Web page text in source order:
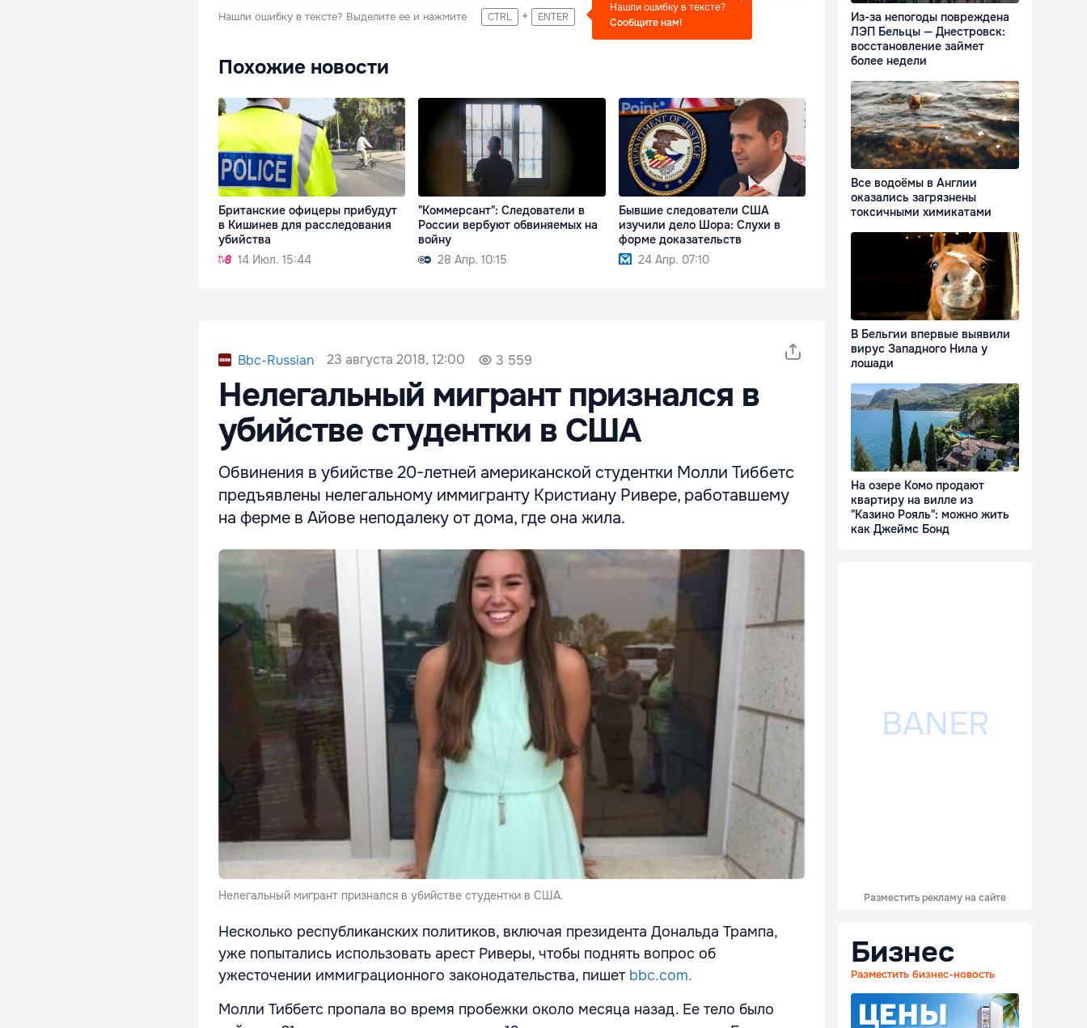
Нашли ошибку в тексте? Выделите ее и нажмите CTRL + ENTER
Нашли ошибку в тексте?
Сообщите нам!
Похожие новости
Британские офицеры прибудут
в Кишинев для расследования
убийства
14 Июл. 15:44
"Коммерсант": Следователи в
России вербуют обвиняемых на
войну
28 Апр. 10:15
Бывшие следователи США
изучили дело Шора: Слухи в
форме доказательств
24 Апр. 07:10
Bbc-Russian 23 августа 2018, 12:00 3 559
Нелегальный мигрант признался в
убийстве студентки в США
Обвинения в убийстве 20-летней американской студентки Молли Тиббетс
предъявлены нелегальному иммигранту Кристиану Ривере, работавшему
на ферме в Айове неподалеку от дома, где она жила.
Нелегальный мигрант признался в убийстве студентки в США.
Несколько республиканских политиков, включая президента Дональда Трампа,
уже попытались использовать арест Риверы, чтобы поднять вопрос об
ужесточении иммиграционного законодательства, пишетbbc.com.
Молли Тиббетс пропала во время пробежки около месяца назад. Ее тело было
Из-за непогоды повреждена
ЛЭП Бельцы — Днестровск:
восстановление займет
более недели
Все водоёмы в Англии
оказались загрязнены
токсичными химикатами
В Бельгии впервые выявили
вирус Западного Нила у
лошади
На озере Комо продают
квартиру на вилле из
"Казино Рояль": можно жить
как Джеймс Бонд
Разместить рекламу на сайте
Бизнес
Разместить бизнес-новость